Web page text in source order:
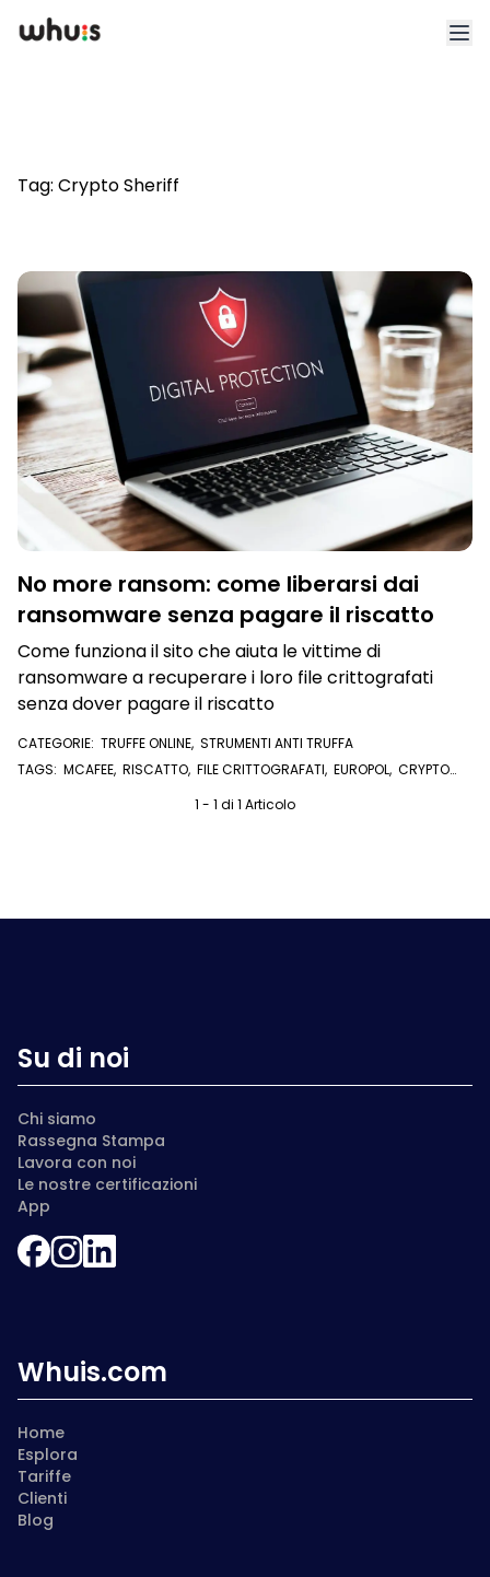
Blog
Whuis per lo sport
Accedi Registrati
Tag: Crypto Sheriff
No more ransom: come liberarsi dai
ransomware senza pagare il riscatto
Come funziona il sito che aiuta le vittime di
ransomware a recuperare i loro file crittografati
senza dover pagare il riscatto
CATEGORIE: TRUFFE ONLINE, STRUMENTI ANTI TRUFFA
TAGS: MCAFEE, RISCATTO, FILE CRITTOGRAFATI, EUROPOL, CRYPTO
1 - 1 di 1 Articolo
Su di noi
Chi siamo
Rassegna Stampa
Lavora con noi
Le nostre certificazioni
App
Whuis.com
Home
Esplora
Tariffe
Clienti
Blog